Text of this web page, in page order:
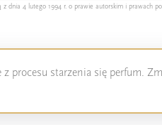
dnia 4 lutego 1994 r. o prawie autorskim i prawach
starzenia się perfum.